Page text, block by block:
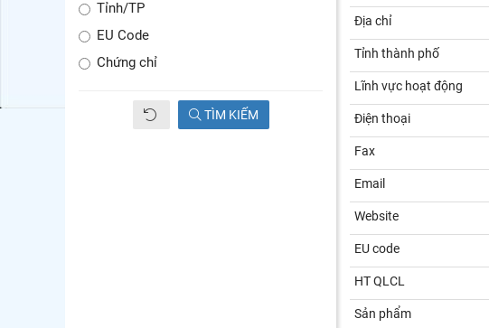
Tỉnh/TP
EU Code
Chứng chỉ
TÌM KIẾM
Địa chỉ
Tỉnh thành phố
Lĩnh vực hoạt động
Điện thoại
Fax
Email
Website
EU code
HT QLCL
Sản phẩm